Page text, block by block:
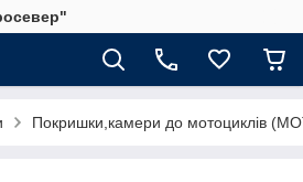
Покришки,камери до мотоциклів